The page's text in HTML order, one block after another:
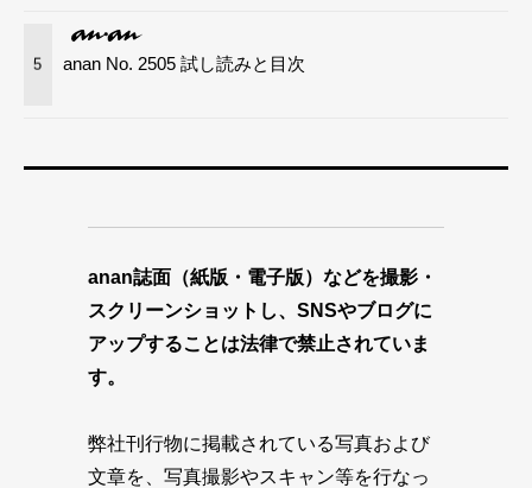
5 anan No. 2505 試し読みと目次
anan誌面（紙版・電子版）などを撮影・
スクリーンショットし、SNSやブログに
アップすることは法律で禁止されていま
す。
弊社刊行物に掲載されている写真および
文章を、写真撮影やスキャン等を行なっ